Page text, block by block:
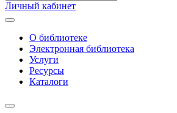
Личный кабинет
О библиотеке
Электронная библиотека
Услуги
Ресурсы
Каталоги